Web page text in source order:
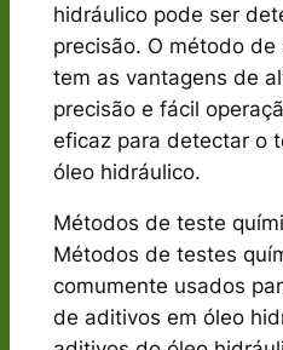
hidráulico pode ser
precisão. O método
tem as vantagens de
precisão e fácil
eficaz para detectar o
óleo hidráulico.
Métodos de teste
Métodos de testes
comumente usados
de aditivos em óleo